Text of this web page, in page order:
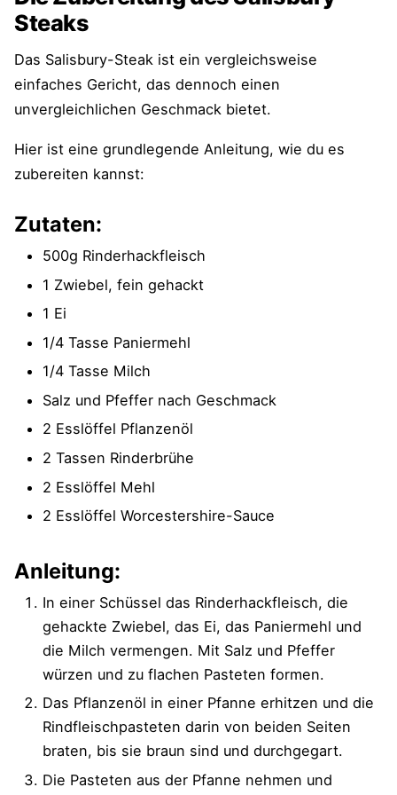
Steaks
Das Salisbury-Steak ist ein vergleichsweise
einfaches Gericht, das dennoch einen
unvergleichlichen Geschmack bietet.
Hier ist eine grundlegende Anleitung, wie du es
zubereiten kannst:
Zutaten:
500g Rinderhackfleisch
1 Zwiebel, fein gehackt
1 Ei
1/4 Tasse Paniermehl
1/4 Tasse Milch
Salz und Pfeffer nach Geschmack
2 Esslöffel Pflanzenöl
2 Tassen Rinderbrühe
2 Esslöffel Mehl
2 Esslöffel Worcestershire-Sauce
Anleitung:
In einer Schüssel das Rinderhackfleisch, die
gehackte Zwiebel, das Ei, das Paniermehl und
die Milch vermengen. Mit Salz und Pfeffer
würzen und zu flachen Pasteten formen.
Das Pflanzenöl in einer Pfanne erhitzen und die
Rindfleischpasteten darin von beiden Seiten
braten, bis sie braun sind und durchgegart.
Die Pasteten aus der Pfanne nehmen und